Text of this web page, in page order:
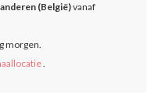
(België)vanaf
morgen.
.